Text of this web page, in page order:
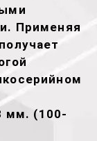
Применяя
мм. (100-